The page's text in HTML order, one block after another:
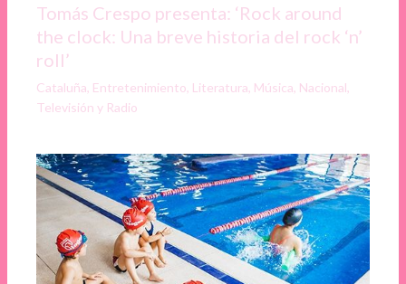
Tomás Crespo presenta: ‘Rock around
the clock: Una breve historia del rock ‘n’
roll’
Cataluña, Entretenimiento, Literatura, Música, Nacional,
Televisión y Radio